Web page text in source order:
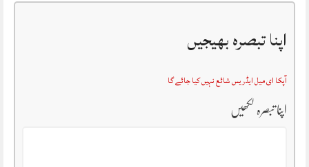
اپنا تبصرہ بھیجیں
آپکا ای میل ایڈریس شائع نہیں کیا جائے گا
اپنا تبصرہ لکھیں